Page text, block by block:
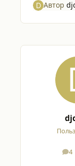
Автор
4